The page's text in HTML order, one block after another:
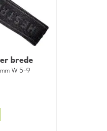
brede
W 5–9